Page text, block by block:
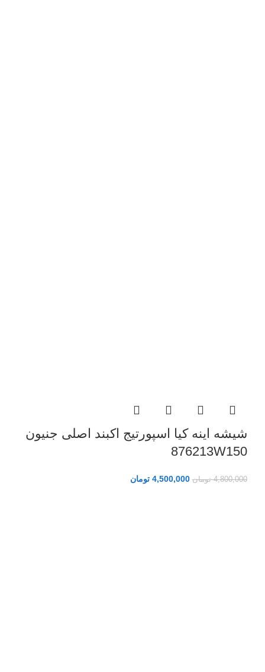
شیشه اینه کیا اسپورتیج اکبند اصلی جنیون
876213W150
4,800,000 تومان 4,500,000 تومان